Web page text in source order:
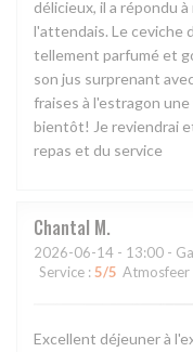
délicieux, il a répondu
l'attendais. Le ceviche
tellement parfumé et
son jus surprenant
fraises à l'estragon
bientôt! Je reviendrai
repas et du service
Chantal M
2026-06-14 - 13:00 -
Service : 5/5 Atmosfeer
Excellent déjeuner à